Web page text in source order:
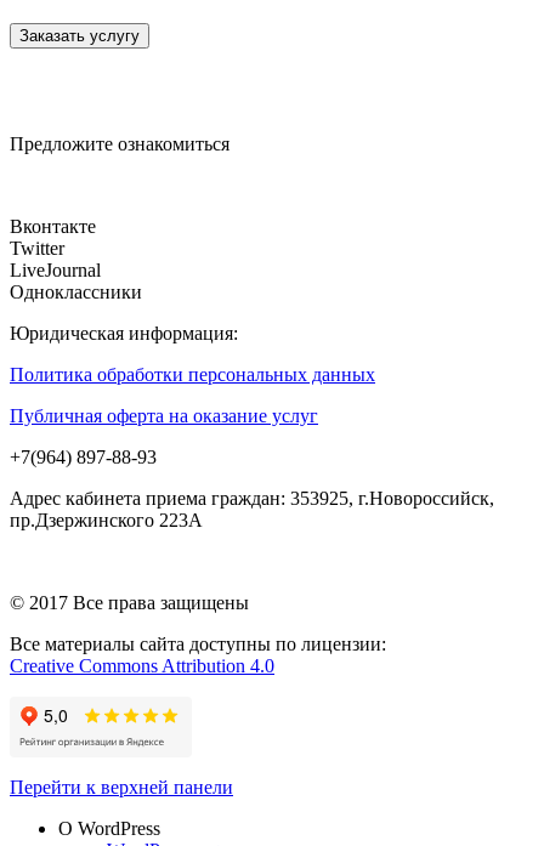
Предложите ознакомиться
Вконтакте
Twitter
LiveJournal
Одноклассники
Юридическая информация:
Политика обработки персональных данных
Публичная оферта на оказание услуг
+7(964) 897-88-93
Адрес кабинета приема граждан: 353925, г.Новороссийск,
пр.Дзержинского 223А
© 2017 Все права защищены
Все материалы сайта доступны по лицензии:
Creative Commons Attribution 4.0
Перейти к верхней панели
О WordPress